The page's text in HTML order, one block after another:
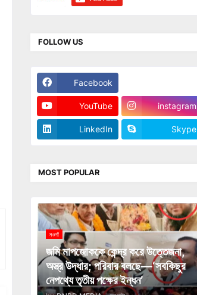
FOLLOW US
Facebook
YouTube instagram
LinkedIn Skype
MOST POPULAR
নওগাঁ
জমি মাপজোককে কেন্দ্র করে উত্তেজনা,
অস্ত্র উদ্ধার; পরিবার বলছে—‘সবকিছুর
নেপথ্যে তৃতীয় পক্ষের ইন্ধন’